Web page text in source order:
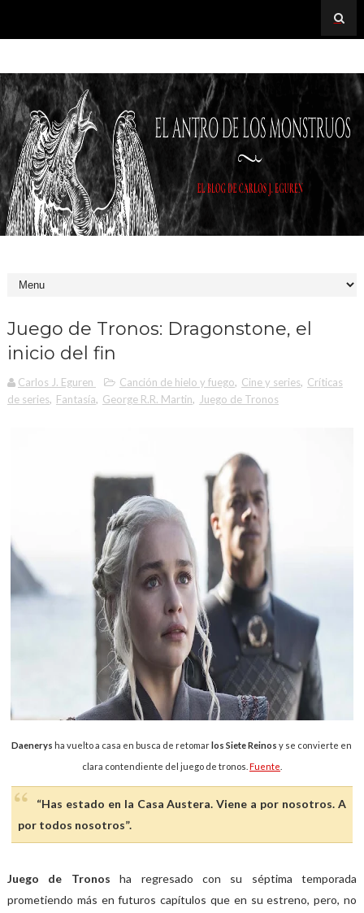
Juego de Tronos: Dragonstone, el
inicio del fin
Carlos J. Eguren Canción de hielo y fuego, Cine y series, Críticas
de series, Fantasía, George R.R. Martin, Juego de Tronos
Daenerys ha vuelto a casa en busca de retomarlos Siete Reinos y se convierte en
clara contendiente del juego de tronos. Fuente
“Has estado en la Casa Austera. Viene a por nosotros. A
por todos nosotros”.
Juego de Tronos ha regresado con su séptima temporada
prometiendo más en futuros capítulos que en su estreno, pero, no